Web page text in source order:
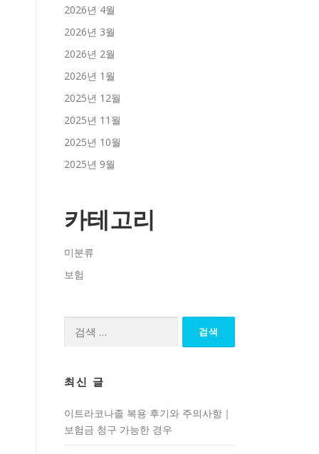
2026년 4월
2026년 3월
2026년 2월
2026년 1월
2025년 12월
2025년 11월
2025년 10월
2025년 9월
카테고리
미분류
보험
최신 글
이트라코나졸 복용 후기와 주의사항｜
보험금 청구 가능한 경우